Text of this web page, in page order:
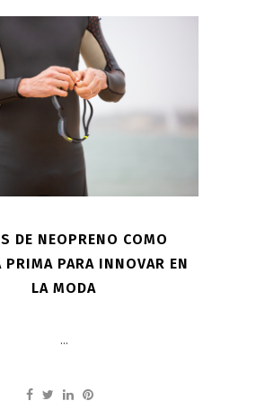
DE NEOPRENO COMO
PRIMA PARA INNOVAR EN
LA MODA
...